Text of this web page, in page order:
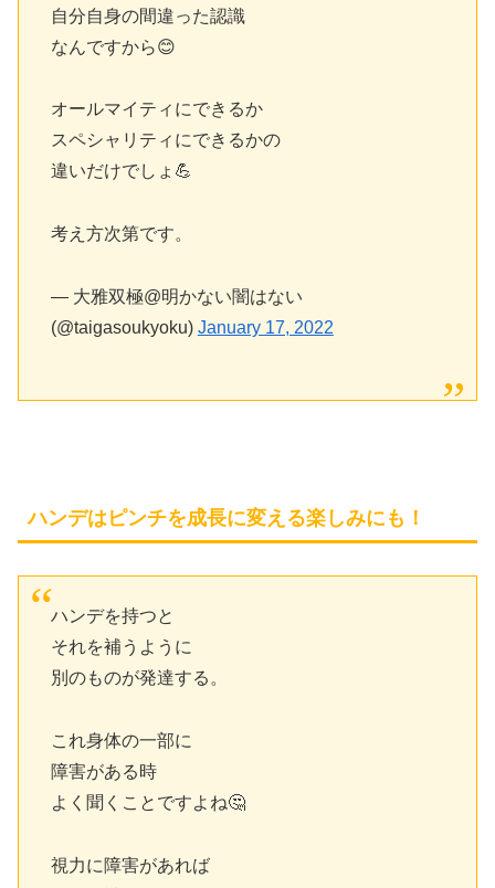
自分自身の間違った認識
なんですから😊
オールマイティにできるか
スペシャリティにできるかの
違いだけでしょ💪
考え方次第です。
— 大雅双極@明かない闇はない
(@taigasoukyoku) January 17, 2022
ハンデはピンチを成長に変える楽しみにも！
ハンデを持つと
それを補うように
別のものが発達する。
これ身体の一部に
障害がある時
よく聞くことですよね🤔
視力に障害があれば